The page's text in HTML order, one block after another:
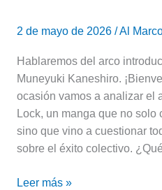
2 de mayo de 2026 /Al
Hablaremos del arco
Muneyuki Kaneshiro.
ocasión vamos a analizar el
Lock, un manga que no
sino que vino a cuestionar
sobre el éxito colectivo.
Leer más »